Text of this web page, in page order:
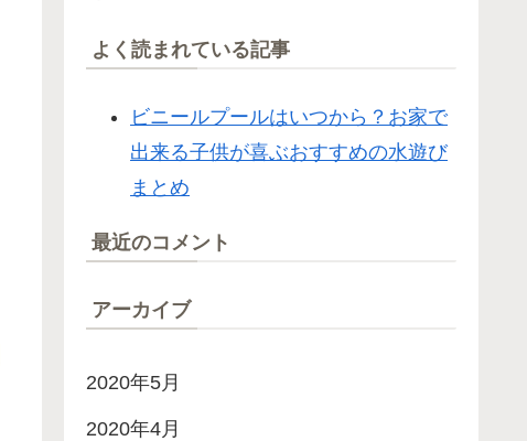
よく読まれている記事
ビニールプールはいつから？お家で
出来る子供が喜ぶおすすめの水遊び
まとめ
最近のコメント
アーカイブ
2020年5月
2020年4月